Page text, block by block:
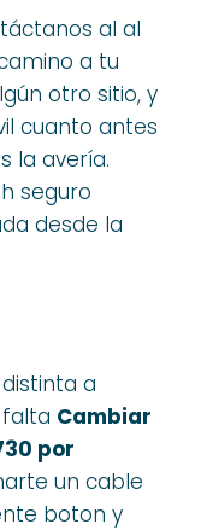
al al
a tu
otro sitio, y
cuanto antes
la avería.
seguro
desde la
a
Cambiar
por
un cable
boton y